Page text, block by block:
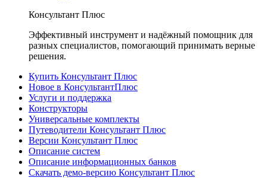
Консультант Плюс
Эффективный инструмент и надёжный помощник для
разных специалистов, помогающий принимать верные
решения.
Купить Консультант Плюс
Новое в КонсультантПлюс
Услуги и поддержка
Конструкторы
Универсальные комплекты
Путеводители Консультант Плюс
Версии Консультант Плюс
Описание систем
Описание информационных банков
Скачать демо-версию Консультант Плюс